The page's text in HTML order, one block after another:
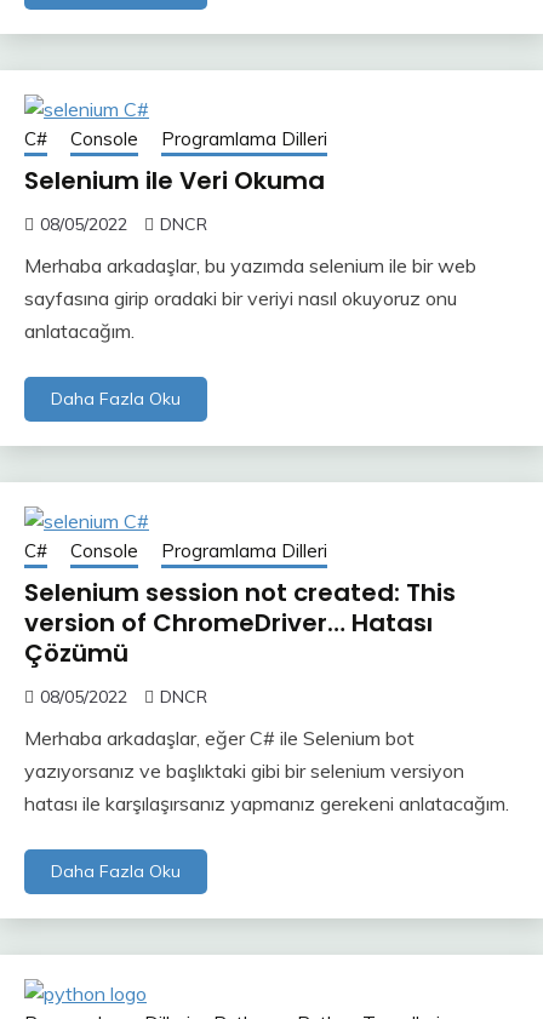
C# Console Programlama Dilleri
Selenium ile Veri Okuma
08/05/2022 DNCR
Merhaba arkadaşlar, bu yazımda selenium ile bir web
sayfasına girip oradaki bir veriyi nasıl okuyoruz onu
anlatacağım.
Daha Fazla Oku
C# Console Programlama Dilleri
Selenium session not created: This
version of ChromeDriver… Hatası
Çözümü
08/05/2022 DNCR
Merhaba arkadaşlar, eğer C# ile Selenium bot
yazıyorsanız ve başlıktaki gibi bir selenium versiyon
hatası ile karşılaşırsanız yapmanız gerekeni anlatacağım.
Daha Fazla Oku